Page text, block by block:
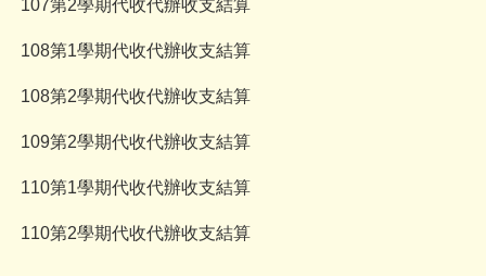
107第2學期代收代辦收支結算
108第1學期代收代辦收支結算
108第2學期代收代辦收支結算
109第2學期代收代辦收支結算
110第1學期代收代辦收支結算
110第2學期代收代辦收支結算